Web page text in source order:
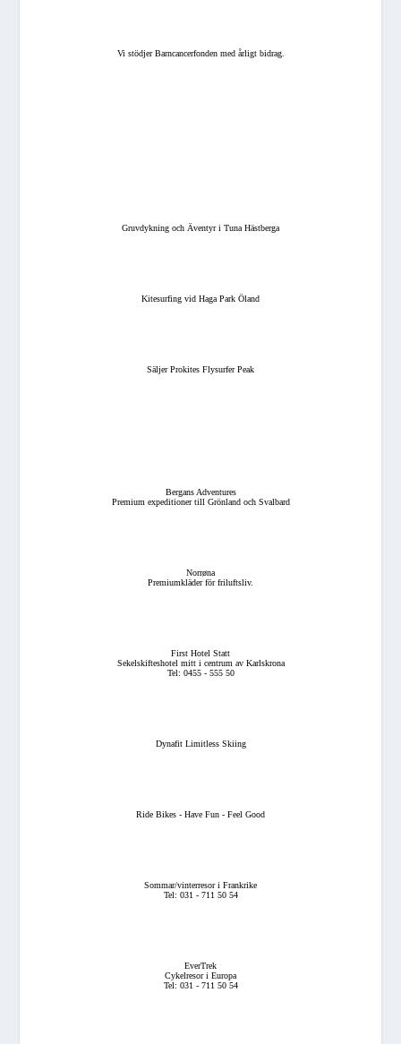
Vi stödjer Barncancerfonden med årligt bidrag.
Gruvdykning och Äventyr i Tuna Hästberga
Kitesurfing vid Haga Park Öland
Säljer Prokites Flysurfer Peak
Bergans Adventures
Premium expeditioner till Grönland och Svalbard
Norrøna
Premiumkläder för friluftsliv.
First Hotel Statt
Sekelskifteshotel mitt i centrum av Karlskrona
Tel: 0455 - 555 50
Dynafit Limitless Skiing
Ride Bikes - Have Fun - Feel Good
Sommar/vinterresor i Frankrike
Tel: 031 - 711 50 54
EverTrek
Cykelresor i Europa
Tel: 031 - 711 50 54